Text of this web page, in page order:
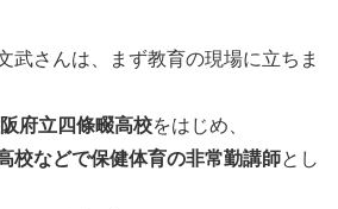
武さんは、まず教育の現場に立ちま
府立四條畷高校をはじめ、
校などで保健体育の非常勤講師とし